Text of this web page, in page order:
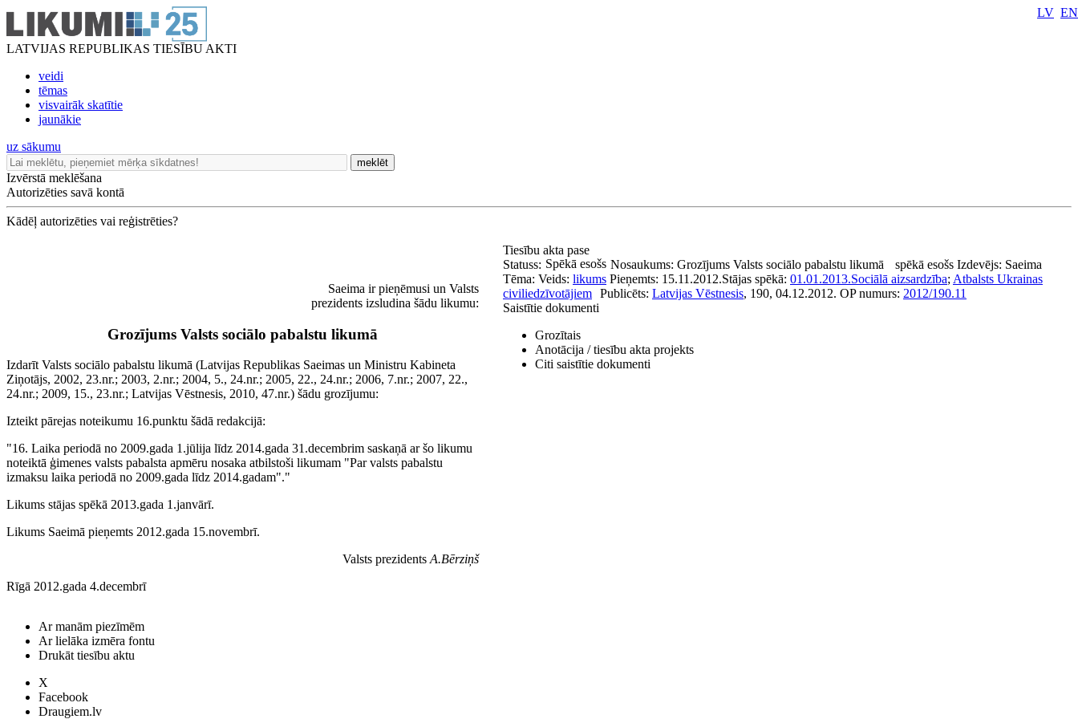
LATVIJAS REPUBLIKAS TIESĪBU AKTI
veidi
tēmas
visvairāk skatītie
jaunākie
LV EN
uz sākumu
meklēt
Izvērstā meklēšana
Autorizēties savā kontā
Kādēļ autorizēties vai reģistrēties?
Saeima ir pieņēmusi un Valsts
prezidents izsludina šādu likumu:
Grozījums Valsts sociālo pabalstu likumā
Izdarīt Valsts sociālo pabalstu likumā (Latvijas Republikas Saeimas un Ministru Kabineta
Ziņotājs, 2002, 23.nr.; 2003, 2.nr.; 2004, 5., 24.nr.; 2005, 22., 24.nr.; 2006, 7.nr.; 2007, 22.,
24.nr.; 2009, 15., 23.nr.; Latvijas Vēstnesis, 2010, 47.nr.) šādu grozījumu:
Izteikt pārejas noteikumu 16.punktu šādā redakcijā:
"16. Laika periodā no 2009.gada 1.jūlija līdz 2014.gada 31.decembrim saskaņā ar šo likumu
noteiktā ģimenes valsts pabalsta apmēru nosaka atbilstoši likumam "Par valsts pabalstu
izmaksu laika periodā no 2009.gada līdz 2014.gadam"."
Likums stājas spēkā 2013.gada 1.janvārī.
Likums Saeimā pieņemts 2012.gada 15.novembrī.
Valsts prezidentsA.Bērziņš
Rīgā 2012.gada 4.decembrī
Tiesību akta pase
Nosaukums: Grozījums Valsts sociālo pabalstu likumā
Statuss: Spēkā esošs spēkā esošs Izdevējs: Saeima
Veids: likums Pieņemts: 15.11.2012.Stājas spēkā: 01.01.2013.
Tēma: Sociālā aizsardzība; Atbalsts Ukrainas
civiliedzīvotājiem Publicēts: Latvijas Vēstnesis, 190, 04.12.2012. OP numurs: 2012/190.11
Saistītie dokumenti
Grozītais
Anotācija / tiesību akta projekts
Citi saistītie dokumenti
Ar manām piezīmēm
Ar lielāka izmēra fontu
Drukāt tiesību aktu
X
Facebook
Draugiem.lv